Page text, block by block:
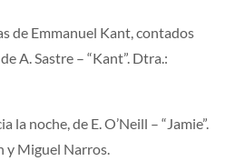
de Emmanuel Kant, contados
A. Sastre – “Kant”. Dtra.:
la noche, de E. O’Neill – “Jamie”.
y Miguel Narros.